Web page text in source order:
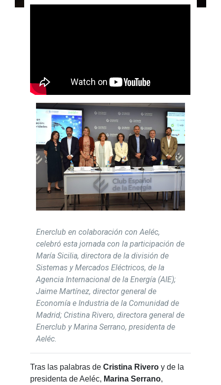
Enerclub en colaboración con Aeléc,
celebró esta jornada con la participación de
María Sicilia, directora de la división de
Sistemas y Mercados Eléctricos, de la
Agencia Internacional de la Energía (AIE);
Jaime Martínez, director general de
Economía e Industria de la Comunidad de
Madrid; Cristina Rivero, directora general de
Enerclub y Marina Serrano, presidenta de
Aeléc.
Tras las palabras deCristina Rivero y de la
presidenta de Aeléc, Marina Serrano,